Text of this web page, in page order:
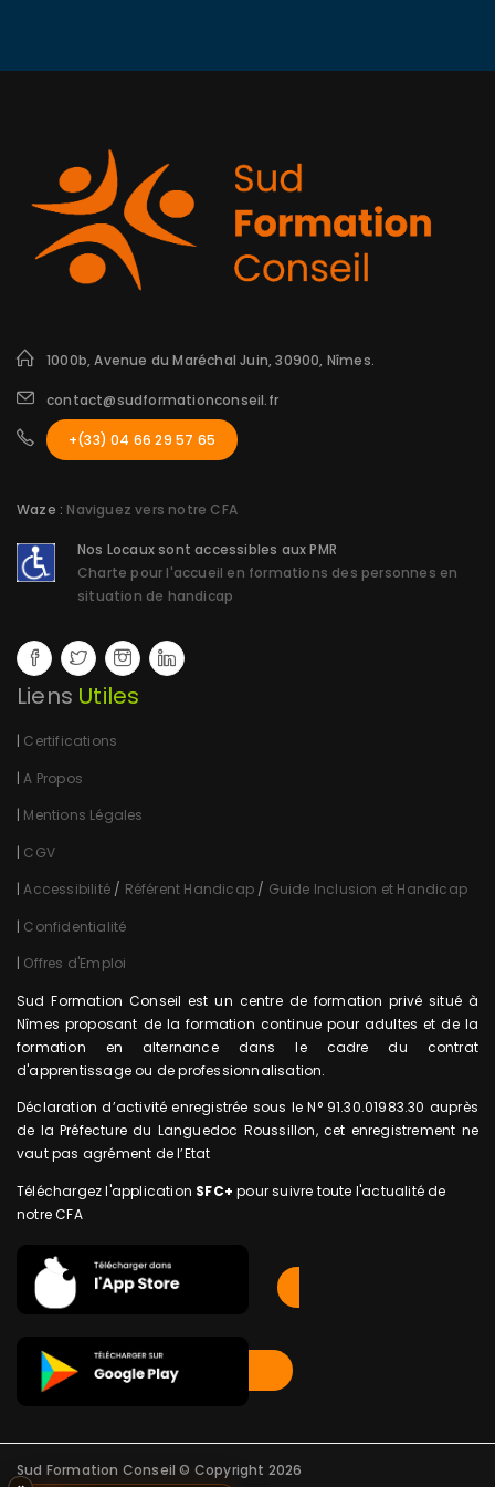
1000b, Avenue du Maréchal Juin, 30900, Nîmes.
contact@sudformationconseil.fr
+(33) 04 66 29 57 65
Waze : Naviguez vers notre CFA
Nos Locaux sont accessibles aux PMR
Charte pour l'accueil en formations des personnes en
situation de handicap
Liens Utiles
| Certifications
|A Propos
| Mentions Légales
| CGV
|Accessibilité / Référent Handicap / Guide Inclusion et Handicap
| Confidentialité
| Offres d'Emploi
Sud Formation Conseil est un centre de formation privé situé à
Nîmes proposant de la formation continue pour adultes et de la
formation en alternance dans le cadre du contrat
d'apprentissage ou de professionnalisation.
Déclaration d’activité enregistrée sous le N° 91.30.01983.30 auprès
de la Préfecture du Languedoc Roussillon, cet enregistrement ne
vaut pas agrément de l’Etat
Téléchargez l'application SFC+ pour suivre toute l'actualité de
notre CFA
Sud Formation Conseil © Copyright 2026